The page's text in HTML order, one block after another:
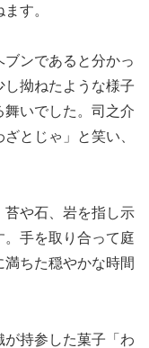
す。
ンであると分かっ
拗ねたような様子
舞いでした。司之介
とじゃ」と笑い、
苔や石、岩を指し示
。手を取り合って庭
ちた穏やかな時間
持参した菓子「わ